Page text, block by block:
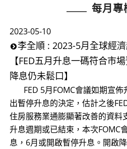
重大消息：RFP美國註冊財務策劃師
每月專
2023-05-10
李全順 : 2023-5月全球經
【FED五月升息一碼符合市
降息仍未鬆口】
FED 5月FOMC會議如期宣佈
出暫停升息的決定，估計之後
住房服務業通膨顯著改善的資料
升息週期或已結束，本次FOMC
息，6月或開啟暫停升息。開啟